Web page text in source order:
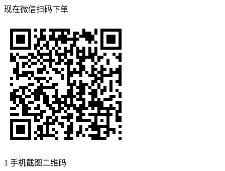
现在微信扫码下单
1 手机截图二维码